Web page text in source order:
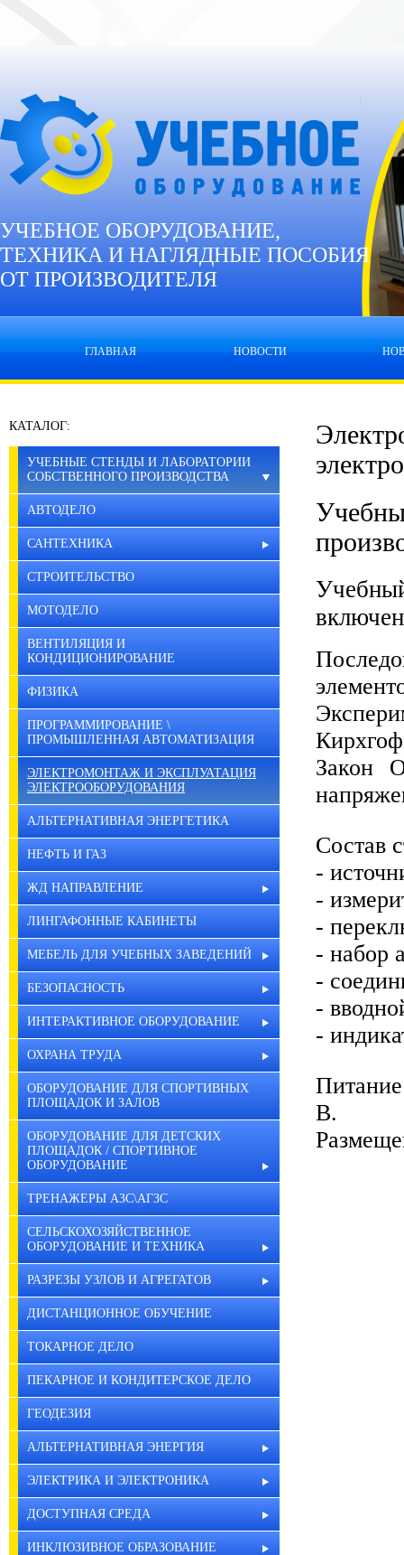
УЧЕБНОЕ ОБОРУДОВАНИЕ,
ТЕХНИКА И НАГЛЯДНЫЕ ПОСОБИЯ
ОТ ПРОИЗВОДИТЕЛЯ
ГЛАВНАЯ НОВОСТИ
КАТАЛОГ:
УЧЕБНЫЕ СТЕНДЫ И ЛАБОРАТОРИИ
СОБСТВЕННОГО ПРОИЗВОДСТВА
АВТОДЕЛО
САНТЕХНИКА
СТРОИТЕЛЬСТВО
МОТОДЕЛО
ВЕНТИЛЯЦИЯ И
КОНДИЦИОНИРОВАНИЕ
ФИЗИКА
ПРОГРАММИРОВАНИЕ \
ПРОМЫШЛЕННАЯ АВТОМАТИЗАЦИЯ
ЭЛЕКТРОМОНТАЖ И ЭКСПЛУАТАЦИЯ
ЭЛЕКТРООБОРУДОВАНИЯ
АЛЬТЕРНАТИВНАЯ ЭНЕРГЕТИКА
НЕФТЬ И ГАЗ
ЖД НАПРАВЛЕНИЕ
ЛИНГАФОННЫЕ КАБИНЕТЫ
МЕБЕЛЬ ДЛЯ УЧЕБНЫХ ЗАВЕДЕНИЙ
БЕЗОПАСНОСТЬ
ИНТЕРАКТИВНОЕ ОБОРУДОВАНИЕ
ОХРАНА ТРУДА
ОБОРУДОВАНИЕ ДЛЯ СПОРТИВНЫХ
ПЛОЩАДОК И ЗАЛОВ
ОБОРУДОВАНИЕ ДЛЯ ДЕТСКИХ
ПЛОЩАДОК / СПОРТИВНОЕ
ОБОРУДОВАНИЕ
ТРЕНАЖЕРЫ АЗС\АГЗС
СЕЛЬСКОХОЗЯЙСТВЕННОЕ
ОБОРУДОВАНИЕ И ТЕХНИКА
РАЗРЕЗЫ УЗЛОВ И АГРЕГАТОВ
ДИСТАНЦИОННОЕ ОБУЧЕНИЕ
ТОКАРНОЕ ДЕЛО
ПЕКАРНОЕ И КОНДИТЕРСКОЕ ДЕЛО
ГЕОДЕЗИЯ
АЛЬТЕРНАТИВНАЯ ЭНЕРГИЯ
ЭЛЕКТРИКА И ЭЛЕКТРОНИКА
ДОСТУПНАЯ СРЕДА
ИНКЛЮЗИВНОЕ ОБРАЗОВАНИЕ
Закон
Состав
-
-
-
- набор
-
-
-
В.